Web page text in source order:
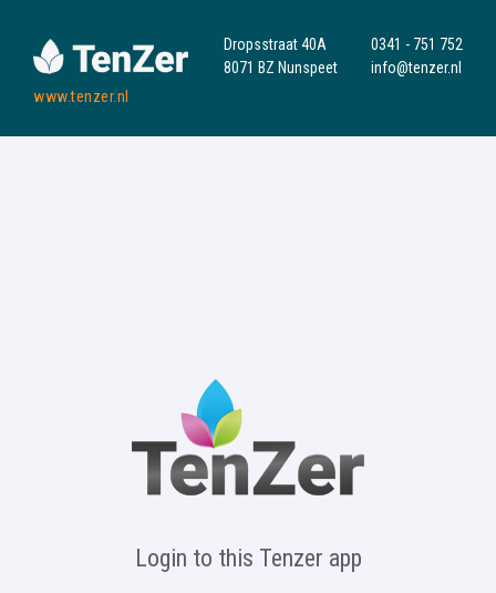
Dropsstraat 40A
8071 BZ Nunspeet
0341 - 751 752
info@tenzer.nl
www.tenzer.nl
Login to this Tenzer app